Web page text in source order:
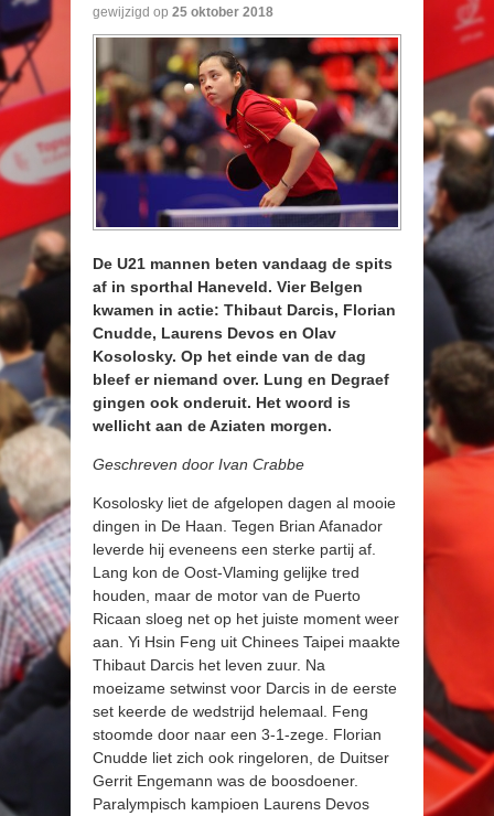
gewijzigd op 25 oktober 2018
De U21 mannen beten vandaag de spits
af in sporthal Haneveld. Vier Belgen
kwamen in actie: Thibaut Darcis, Florian
Cnudde, Laurens Devos en Olav
Kosolosky. Op het einde van de dag
bleef er niemand over. Lung en Degraef
gingen ook onderuit. Het woord is
wellicht aan de Aziaten morgen.
Geschreven door Ivan Crabbe
Kosolosky liet de afgelopen dagen al mooie
dingen in De Haan. Tegen Brian Afanador
leverde hij eveneens een sterke partij af.
Lang kon de Oost-Vlaming gelijke tred
houden, maar de motor van de Puerto
Ricaan sloeg net op het juiste moment weer
aan. Yi Hsin Feng uit Chinees Taipei maakte
Thibaut Darcis het leven zuur. Na
moeizame setwinst voor Darcis in de eerste
set keerde de wedstrijd helemaal. Feng
stoomde door naar een 3-1-zege. Florian
Cnudde liet zich ook ringeloren, de Duitser
Gerrit Engemann was de boosdoener.
Paralympisch kampioen Laurens Devos